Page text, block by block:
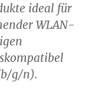
ideal für
WLAN-
g/n).